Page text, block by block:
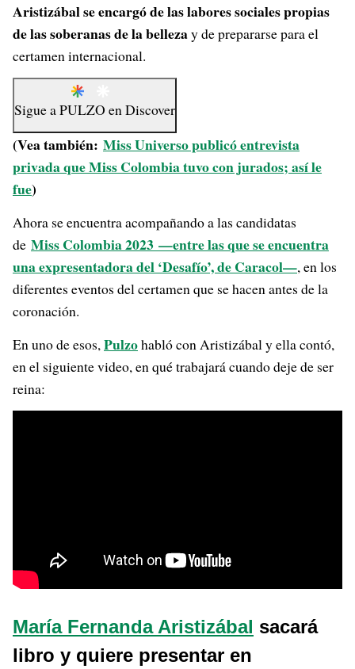
Aristizábal se encargó de las labores sociales propias
de las soberanas de la bellezay de prepararse para el
certamen internacional.
Sigue aPULZO enDiscover
(Vea también: Miss Universo publicó entrevista
privada que Miss Colombia tuvo con jurados; así le
fue)
Ahora se encuentra acompañando a las candidatas
de Miss Colombia 2023 —entre las que se encuentra
una expresentadora del ‘Desafío’, de Caracol—, en los
diferentes eventos del certamen que se hacen antes de la
coronación.
En uno de esos,Pulzohabló con Aristizábal y ella contó,
en el siguiente video, en qué trabajará cuando deje de ser
reina:
María Fernanda Aristizábal sacará
libro y quiere presentar en